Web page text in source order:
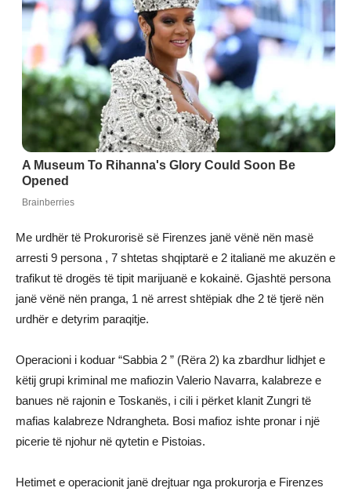
Me urdhër të Prokurorisë së Firenzes janë vënë nën masë
arresti 9 persona , 7 shtetas shqiptarë e 2 italianë me akuzën e
trafikut të drogës të tipit marijuanë e kokainë. Gjashtë persona
janë vënë nën pranga, 1 në arrest shtëpiak dhe 2 të tjerë nën
urdhër e detyrim paraqitje.
Operacioni i koduar “Sabbia 2 ” (Rëra 2) ka zbardhur lidhjet e
këtij grupi kriminal me mafiozin Valerio Navarra, kalabreze e
banues në rajonin e Toskanës, i cili i përket klanit Zungri të
mafias kalabreze Ndrangheta. Bosi mafioz ishte pronar i një
picerie të njohur në qytetin e Pistoias.
Hetimet e operacionit janë drejtuar nga prokurorja e Firenzes